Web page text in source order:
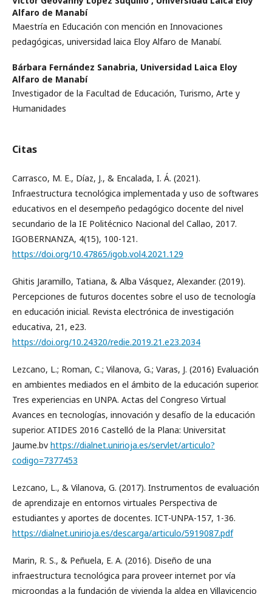
Alfaro de Manabí
Maestría en Educación con mención en Innovaciones
pedagógicas, universidad laica Eloy Alfaro de Manabí.
Bárbara Fernández Sanabria, Universidad Laica Eloy
Alfaro de Manabí
Investigador de la Facultad de Educación, Turismo, Arte y
Humanidades
Citas
Carrasco, M. E., Díaz, J., & Encalada, I. Á. (2021).
Infraestructura tecnológica implementada y uso de softwares
educativos en el desempeño pedagógico docente del nivel
secundario de la IE Politécnico Nacional del Callao, 2017.
IGOBERNANZA, 4(15), 100-121.
https://doi.org/10.47865/igob.vol4.2021.129
Ghitis Jaramillo, Tatiana, & Alba Vásquez, Alexander. (2019).
Percepciones de futuros docentes sobre el uso de tecnología
en educación inicial. Revista electrónica de investigación
educativa, 21, e23.
https://doi.org/10.24320/redie.2019.21.e23.2034
Lezcano, L.; Roman, C.; Vilanova, G.; Varas, J. (2016) Evaluación
en ambientes mediados en el ámbito de la educación superior.
Tres experiencias en UNPA. Actas del Congreso Virtual
Avances en tecnologías, innovación y desafío de la educación
superior. ATIDES 2016 Castelló de la Plana: Universitat
Jaume.bv https://dialnet.unirioja.es/servlet/articulo?
codigo=7377453
Lezcano, L., & Vilanova, G. (2017). Instrumentos de evaluación
de aprendizaje en entornos virtuales Perspectiva de
estudiantes y aportes de docentes. ICT-UNPA-157, 1-36.
https://dialnet.unirioja.es/descarga/articulo/5919087.pdf
Marin, R. S., & Peñuela, E. A. (2016). Diseño de una
infraestructura tecnológica para proveer internet por vía
microondas a la fundación de vivienda la aldea en Villavicencio